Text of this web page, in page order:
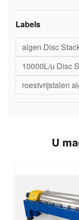
Labels
algen Disc
10000L/u Disc
roestvrijstalen
U